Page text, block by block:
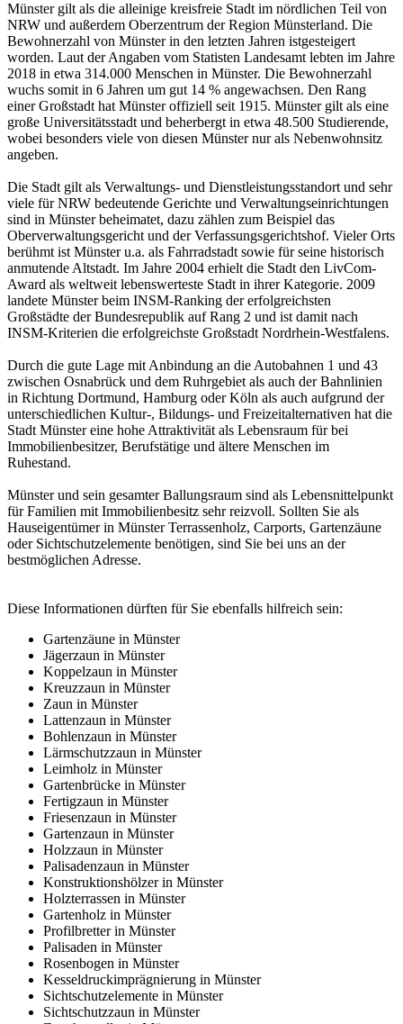
Münster gilt als die alleinige kreisfreie Stadt im nördlichen Teil von
NRW und außerdem Oberzentrum der Region Münsterland. Die
Bewohnerzahl von Münster in den letzten Jahren istgesteigert
worden. Laut der Angaben vom Statisten Landesamt lebten im Jahre
2018 in etwa 314.000 Menschen in Münster. Die Bewohnerzahl
wuchs somit in 6 Jahren um gut 14 % angewachsen. Den Rang
einer Großstadt hat Münster offiziell seit 1915. Münster gilt als eine
große Universitätsstadt und beherbergt in etwa 48.500 Studierende,
wobei besonders viele von diesen Münster nur als Nebenwohnsitz
angeben.
Die Stadt gilt als Verwaltungs- und Dienstleistungsstandort und sehr
viele für NRW bedeutende Gerichte und Verwaltungseinrichtungen
sind in Münster beheimatet, dazu zählen zum Beispiel das
Oberverwaltungsgericht und der Verfassungsgerichtshof. Vieler Orts
berühmt ist Münster u.a. als Fahrradstadt sowie für seine historisch
anmutende Altstadt. Im Jahre 2004 erhielt die Stadt den LivCom-
Award als weltweit lebenswerteste Stadt in ihrer Kategorie. 2009
landete Münster beim INSM-Ranking der erfolgreichsten
Großstädte der Bundesrepublik auf Rang 2 und ist damit nach
INSM-Kriterien die erfolgreichste Großstadt Nordrhein-Westfalens.
Durch die gute Lage mit Anbindung an die Autobahnen 1 und 43
zwischen Osnabrück und dem Ruhrgebiet als auch der Bahnlinien
in Richtung Dortmund, Hamburg oder Köln als auch aufgrund der
unterschiedlichen Kultur-, Bildungs- und Freizeitalternativen hat die
Stadt Münster eine hohe Attraktivität als Lebensraum für bei
Immobilienbesitzer, Berufstätige und ältere Menschen im
Ruhestand.
Münster und sein gesamter Ballungsraum sind als Lebensnittelpunkt
für Familien mit Immobilienbesitz sehr reizvoll. Sollten Sie als
Hauseigentümer in Münster Terrassenholz, Carports, Gartenzäune
oder Sichtschutzelemente benötigen, sind Sie bei uns an der
bestmöglichen Adresse.
Diese Informationen dürften für Sie ebenfalls hilfreich sein:
Gartenzäune in Münster
Jägerzaun in Münster
Koppelzaun in Münster
Kreuzzaun in Münster
Zaun in Münster
Lattenzaun in Münster
Bohlenzaun in Münster
Lärmschutzzaun in Münster
Leimholz in Münster
Gartenbrücke in Münster
Fertigzaun in Münster
Friesenzaun in Münster
Gartenzaun in Münster
Holzzaun in Münster
Palisadenzaun in Münster
Konstruktionshölzer in Münster
Holzterrassen in Münster
Gartenholz in Münster
Profilbretter in Münster
Palisaden in Münster
Rosenbogen in Münster
Kesseldruckimprägnierung in Münster
Sichtschutzelemente in Münster
Sichtschutzzaun in Münster